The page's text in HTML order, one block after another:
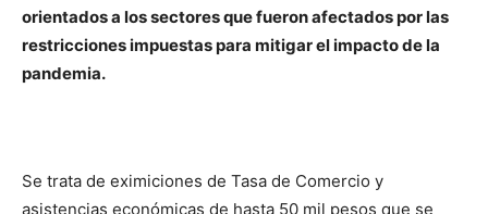
orientados a los sectores que fueron afectados por las
restricciones impuestas para mitigar el impacto de la
pandemia.
Se trata de eximiciones de Tasa de Comercio y
asistencias económicas de hasta 50 mil pesos que se